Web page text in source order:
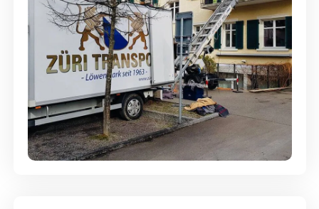
Entsorgung & Räumung